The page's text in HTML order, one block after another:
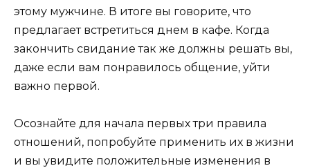
этому мужчине. В итоге вы говорите, что
предлагает встретиться днем в кафе. Когда
закончить свидание так же должны решать вы,
даже если вам понравилось общение, уйти
важно первой.
Осознайте для начала первых три правила
отношений, попробуйте применить их в жизни
и вы увидите положительные изменения в